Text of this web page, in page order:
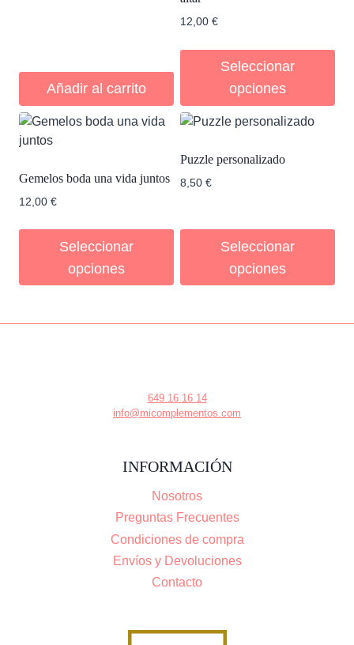
Añadir al carrito
12,00 €
Seleccionar
opciones
Gemelos boda una vida juntos
12,00 €
Seleccionar
opciones
Puzzle personalizado
8,50 €
Seleccionar
opciones
649 16 16 14
info@micomplementos.com
INFORMACIÓN
Nosotros
Preguntas Frecuentes
Condiciones de compra
Envíos y Devoluciones
Contacto